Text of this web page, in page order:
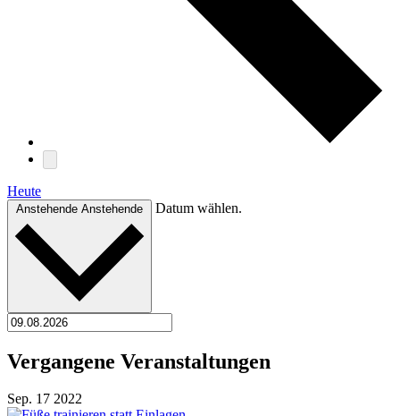
Heute
Anstehende Anstehende Datum wählen.
Vergangene Veranstaltungen
Sep. 17 2022